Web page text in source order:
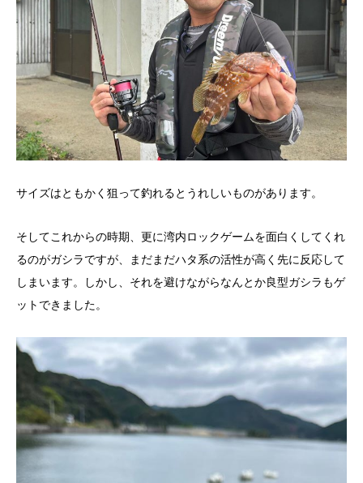
サイズはともかく狙って釣れるとうれしいものがあります。
そしてこれからの時期、更に湾内ロックゲームを面白くしてくれ
るのがガシラですが、まだまだハタ系の活性が高く先に反応して
しまいます。しかし、それを避けながらなんとか良型ガシラもゲ
ットできました。